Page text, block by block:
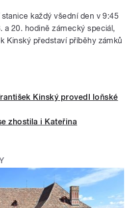
každý všední den v 9:45
a 20. hodině zámecký speciál,
Kinský představí příběhy zámků
Kinský provedl loňské
zhostila i Kateřina